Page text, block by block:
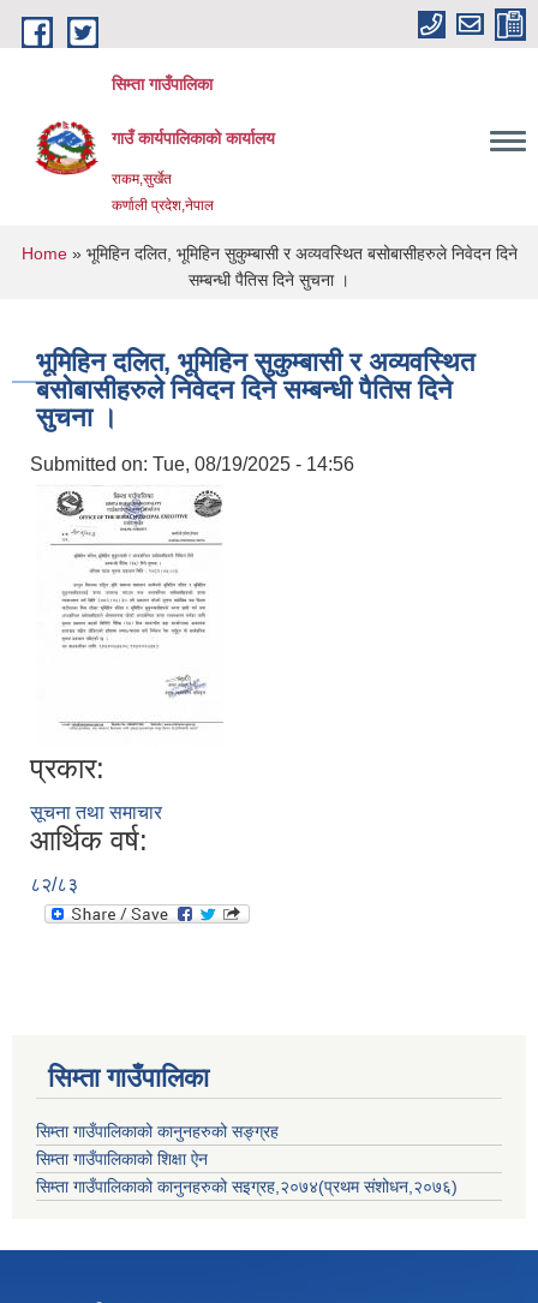
Skip to main content
सिम्ता गाउँपालिका
गाउँ कार्यपालिकाको कार्यालय
राकम,सुर्खेत
कर्णाली प्रदेश,नेपाल
You are here
Home» भूमिहिन दलित, भूमिहिन सुकुम्बासी र अव्यवस्थित बसोबासीहरुले निवेदन दिने
सम्बन्धी पैतिस दिने सुचना ।
भूमिहिन दलित, भूमिहिन सुकुम्बासी र अव्यवस्थित
बसोबासीहरुले निवेदन दिने सम्बन्धी पैतिस दिने
सुचना ।
Submitted on: Tue, 08/19/2025 - 14:56
प्रकार:
सूचना तथा समाचार
आर्थिक वर्ष:
८२/८३
सिम्ता गाउँपालिका
सिम्ता गाउँपालिकाको कानुनहरुको सङ्ग्रह
सिम्ता गाउँपालिकाको शिक्षा ऐन
सिम्ता गाउँपालिकाको कानुनहरुको सइग्रह,२०७४(प्रथम संशोधन,२०७६)